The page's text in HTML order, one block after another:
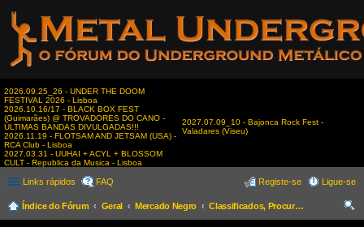
2026.09.25_26 - UNDER THE DOOM
FESTIVAL 2026 - Lisboa
2026.10.16/17 - BLACK BOX FEST
(Guimarães) @ TROVADORES DO CANO -
ÚLTIMAS BANDAS DIVULGADAS!!!
2026.11.19 - FLOTSAM AND JETSAM (USA) -
RCA Club - Lisboa
2027.03.31 - UUHAI + ACYL + BLOSSOM
CULT - Republica da Musica - Lisboa
2027.07.09_10 - Bajonca Rock Fest -
Valadares (Viseu)
Links rápidos FAQ Ligue-se
Registe-se
Índice do Fórum Geral Mercado Negro
Classificados, Procura & Oferta de Músicos